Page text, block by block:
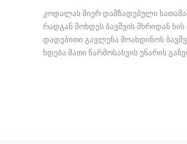
კოდალას მიერ დამზადებული
რადგან მოხდეს ბავშვის მხრიდან
დადებითი გავლენა მოახდინოს
ხდება მათი წარმოსახვის უნარის